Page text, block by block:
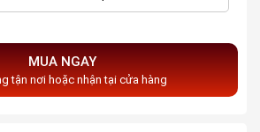
MUA NGAY
tận nơi hoặc nhận tại cửa hàng